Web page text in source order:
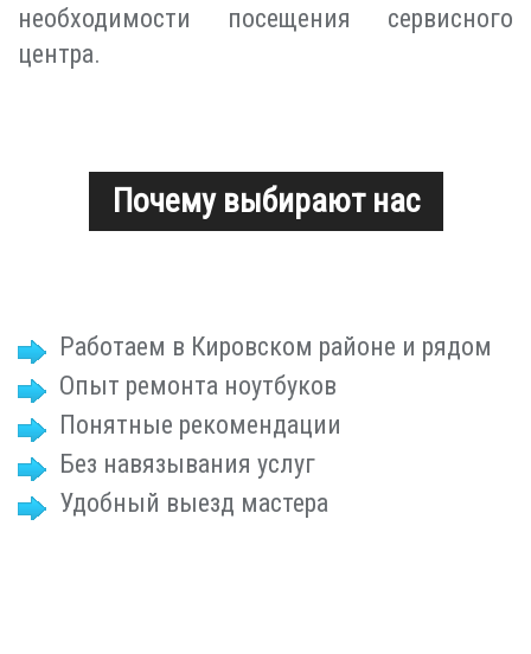
необходимости посещения сервисного
центра.
Почему выбирают нас
Работаем в Кировском районе и рядом
Опыт ремонта ноутбуков
Понятные рекомендации
Без навязывания услуг
Удобный выезд мастера